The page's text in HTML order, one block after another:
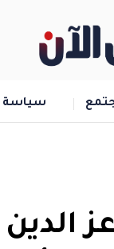
سياسة
الدين